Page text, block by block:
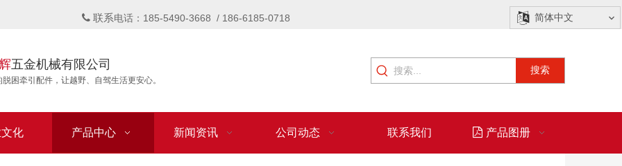
 联系电话：185-5490-3668 / 186-6185-0718 简体中文
五金机械有限公司
困牵引配件，让越野、自驾生活更安心。
搜索
化 产品中心 新闻资讯 公司动态 联系我们 产品图册